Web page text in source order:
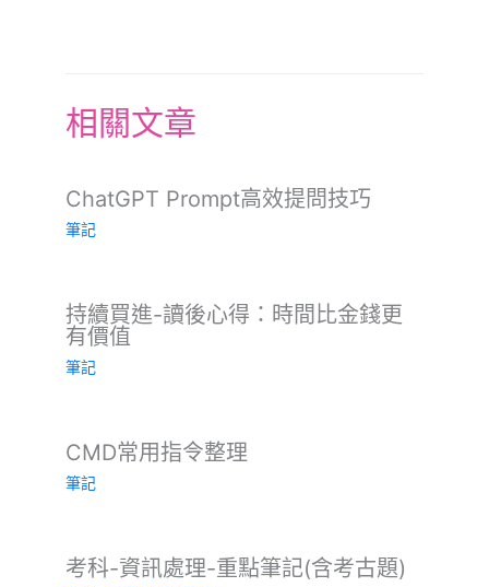
相關文章
ChatGPT Prompt高效提問技巧
筆記
持續買進-讀後心得：時間比金錢更
有價值
筆記
CMD常用指令整理
筆記
考科-資訊處理-重點筆記(含考古題)